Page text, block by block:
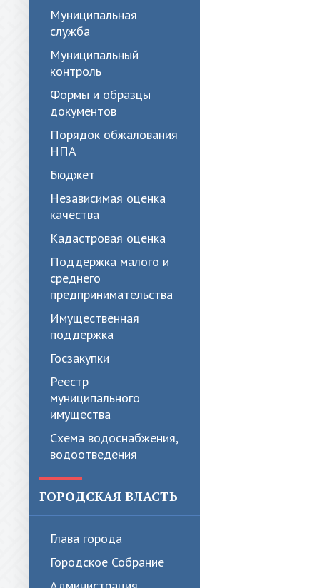
Муниципальная
служба
Муниципальный
контроль
Формы и образцы
документов
Порядок обжалования
НПА
Бюджет
Независимая оценка
качества
Кадастровая оценка
Поддержка малого и
среднего
предпринимательства
Имущественная
поддержка
Госзакупки
Реестр
муниципального
имущества
Схема водоснабжения,
водоотведения
ГОРОДСКАЯ ВЛАСТЬ
Глава города
Городское Собрание